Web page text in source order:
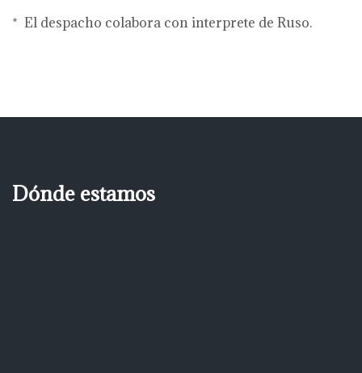
* El despacho colabora con interprete de Ruso.
Dónde estamos